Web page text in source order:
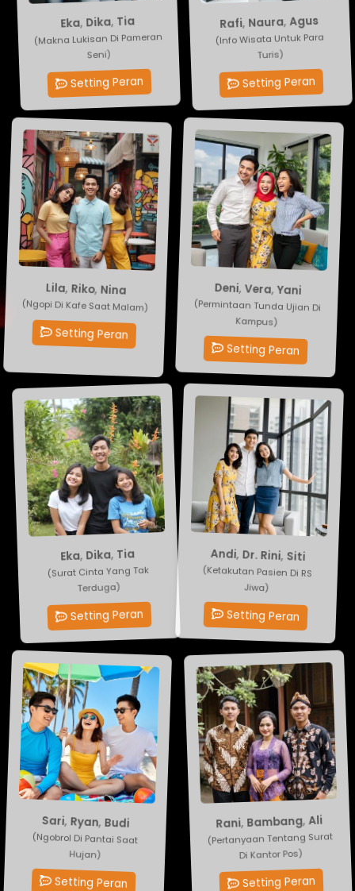
Eka,Dika,Tia
(Makna Lukisan Di Pameran
Seni)
Setting Peran
Rafi,Naura,Agus
(Info Wisata Untuk Para
Turis)
Setting Peran
Lila ,Riko ,Nina
(Ngopi Di Kafe Saat Malam)
Setting Peran
Deni ,Vera ,Yani
(Permintaan Tunda Ujian Di
Kampus)
Setting Peran
Eka,Dika,Tia
(Surat Cinta Yang Tak
Terduga)
Setting Peran
Andi,Dr. Rini,Siti
(Ketakutan Pasien Di RS
Jiwa)
Setting Peran
Sari,Ryan,Budi
(Ngobrol Di Pantai Saat
Hujan)
Setting Peran
Rani, Bambang, Ali
(Pertanyaan Tentang Surat
Di Kantor Pos)
Setting Peran